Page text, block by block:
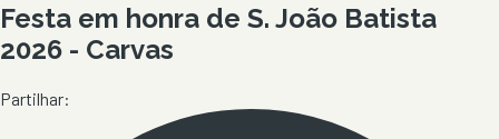
Festa em honra de S. João Batista
2026 - Carvas
Partilhar: